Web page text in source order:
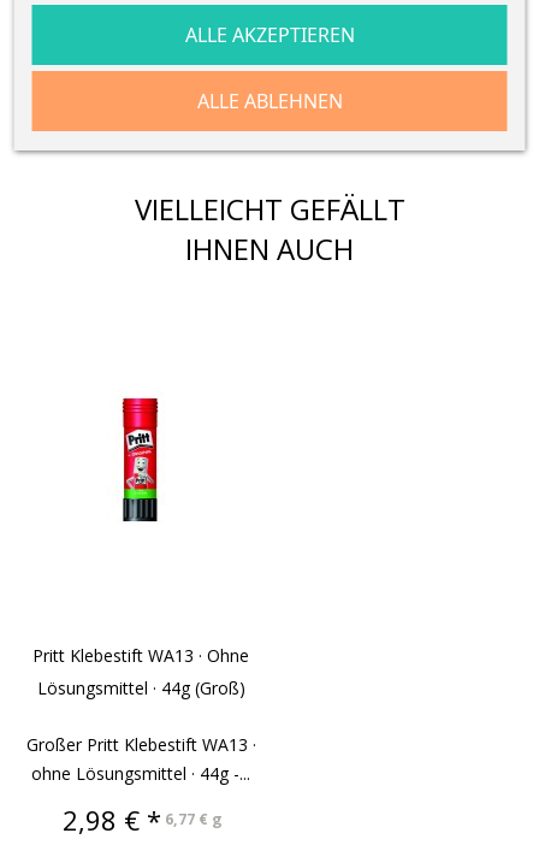
Value
gpsr_manufacturer_nameUHU
VIELLEICHT GEFÄLLT
IHNEN AUCH
Pritt Klebestift WA13 · Ohne
Lösungsmittel · 44g (groß)
Großer Pritt Klebestift WA13 ·
ohne Lösungsmittel · 44g -...
Preis
2,98 € * 6,77 € g
ALLE ABLEHNEN
ALLE AKZEPTIEREN